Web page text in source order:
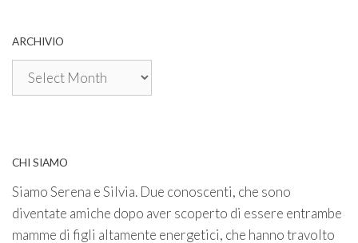
ARCHIVIO
Archivio
CHI SIAMO
Siamo Serena e Silvia. Due conoscenti, che sono
diventate amiche dopo aver scoperto di essere entrambe
mamme di figli altamente energetici, che hanno travolto